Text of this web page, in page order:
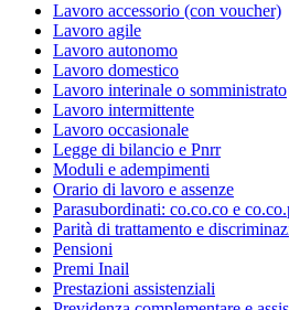
Lavoro accessorio (con voucher)
Lavoro agile
Lavoro autonomo
Lavoro domestico
Lavoro interinale o somministrato
Lavoro intermittente
Lavoro occasionale
Legge di bilancio e Pnrr
Moduli e adempimenti
Orario di lavoro e assenze
Parasubordinati: co.co.co e
Parità di trattamento e
Pensioni
Premi Inail
Prestazioni assistenziali